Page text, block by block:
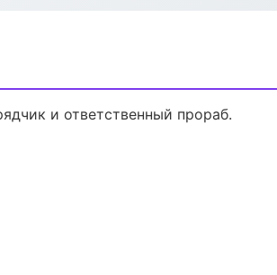
и ответственный прораб.